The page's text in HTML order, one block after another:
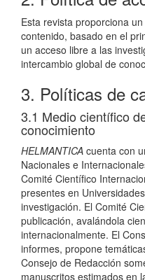
Esta revista proporciona
contenido, basado en el
un acceso libre a las
intercambio global de
3. Políticas de
3.1 Medio científico
conocimiento
HELMANTICA cuenta con
Nacionales e
Comité Científico
presentes en
investigación. El Comité
publicación, avalándola
internacionalmente. El
informes, propone
Consejo de Redacción
manuscritos estimados en